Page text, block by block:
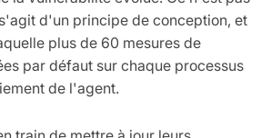
d'un principe de conception, et
plus de 60 mesures de
par défaut sur chaque processus
de l'agent.